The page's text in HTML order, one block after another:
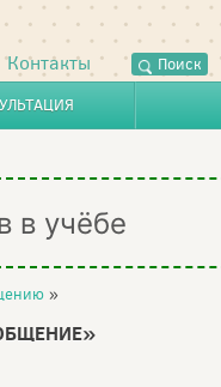
Контакты Поиск
в учёбе
»